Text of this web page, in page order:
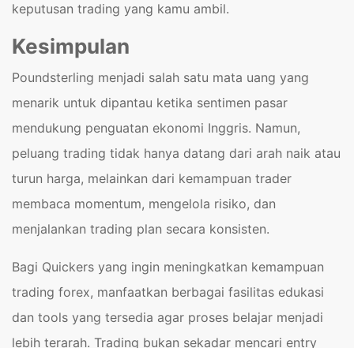
keputusan trading yang kamu ambil.
Kesimpulan
Poundsterling menjadi salah satu mata uang yang
menarik untuk dipantau ketika sentimen pasar
mendukung penguatan ekonomi Inggris. Namun,
peluang trading tidak hanya datang dari arah naik atau
turun harga, melainkan dari kemampuan trader
membaca momentum, mengelola risiko, dan
menjalankan trading plan secara konsisten.
Bagi Quickers yang ingin meningkatkan kemampuan
trading forex, manfaatkan berbagai fasilitas edukasi
dan tools yang tersedia agar proses belajar menjadi
lebih terarah. Trading bukan sekadar mencari entry